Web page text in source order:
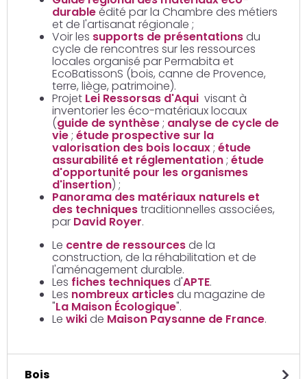
durableédité par la Chambre des métiers
et de l'artisanat régionale ;
Voir les supports de présentationsdu
cycle de rencontres sur les ressources
locales organisé par Permabita et
EcoBatissonS (bois, canne de Provence,
terre, liège, patrimoine).
Projet Lei Ressorsas d'Aqui visant à
inventorier les éco-matériaux locaux
(guide de synthèse; analyse de cycle de
vie; étude prospective sur la
valorisation des bois locaux; étude
assurabilité et réglementation; étude
d'opportunité pour les organismes
d'insertion) ;
Panorama des matériaux naturels et
des techniquestraditionnelles associées,
par David Royer.
Le centre de ressourcesde la
construction, de la réhabilitation et de
l'aménagement durable.
Les fiches techniquesd'APTE.
Les nombreux articlesdu magazine de
"La Maison Écologique".
Le wikide Maison Paysanne de France.
Bois